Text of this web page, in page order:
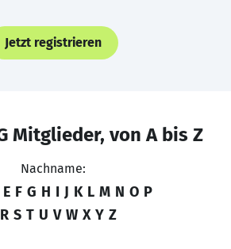
Jetzt registrieren
Mitglieder, von A bis Z
Nachname:
E F G H I J K L M N O P
R S T U V W X Y Z